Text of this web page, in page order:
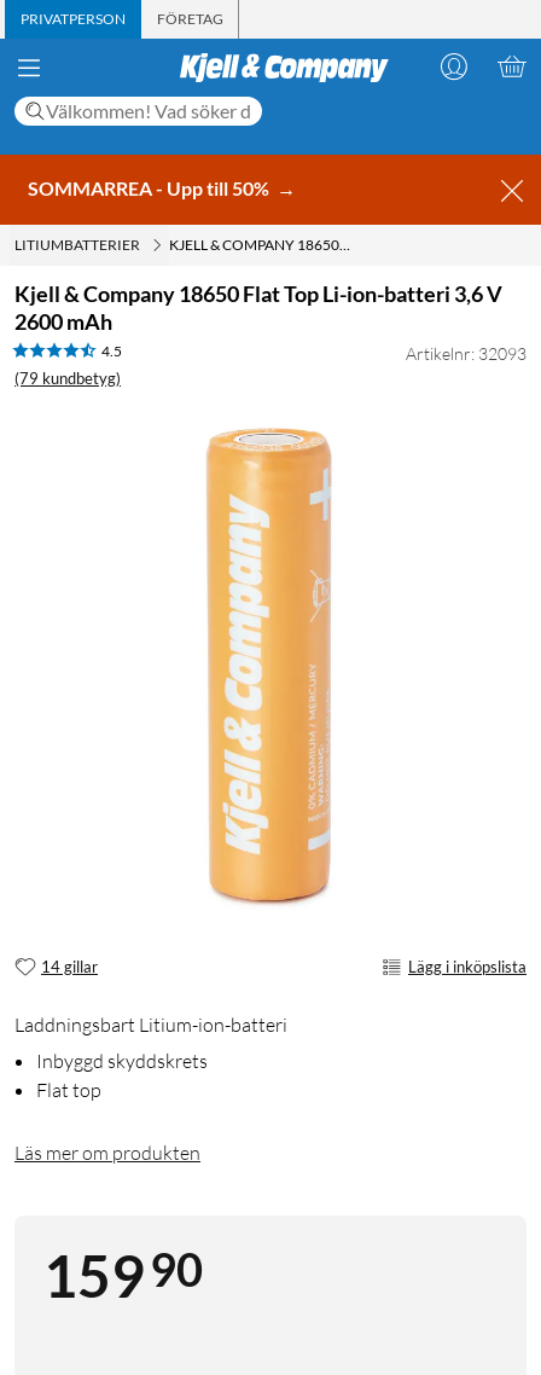
PRIVATPERSON FÖRETAG
SOMMARREA - Upp till 50% →
LITIUMBATTERIER KJELL & COMPANY 18650 FLAT TOP LI-ION-BATTERI 3,6 V 2600 MAH
Kjell & Company 18650 Flat Top Li-ion-batteri 3,6 V
2600 mAh
4.5
(79 kundbetyg)
Artikelnr: 32093
14 gillar Lägg i inköpslista
Laddningsbart Litium-ion-batteri
Inbyggd skyddskrets
Flat top
Läs mer om produkten
15990